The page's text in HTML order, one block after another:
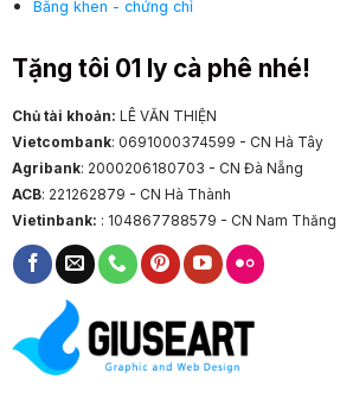
Bằng khen - chứng chỉ
Tặng tôi 01 ly cà phê nhé!
Chủ tài khoản: LÊ VĂN THIỆN
Vietcombank: 0691000374599 - CN Hà Tây
Agribank: 2000206180703 - CN Đà Nẵng
ACB: 221262879 - CN Hà Thành
Vietinbank: : 104867788579 - CN Nam Thăng